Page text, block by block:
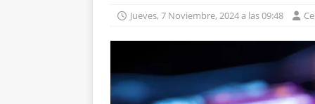
Jueves, 7 Noviembre, 2024 a las 09:48